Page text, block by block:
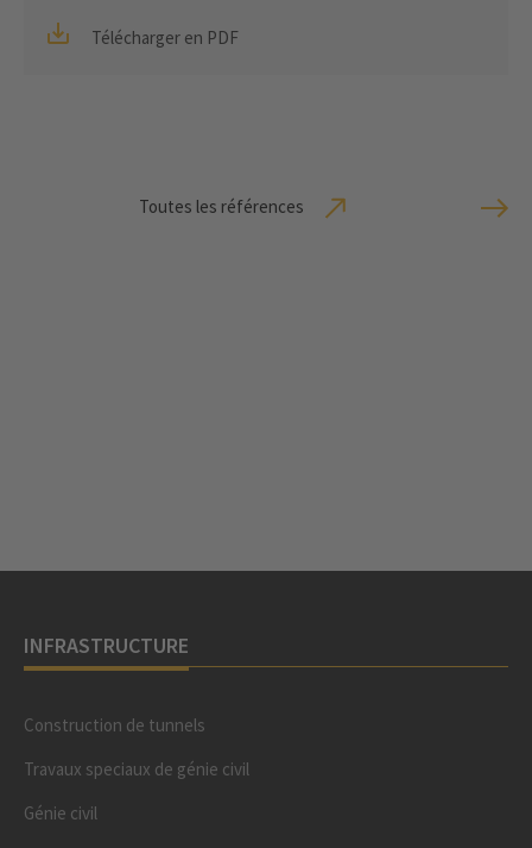
Télécharger en PDF
Toutes les références
INFRASTRUCTURE
Construction de tunnels
Travaux speciaux de génie civil
Génie civil